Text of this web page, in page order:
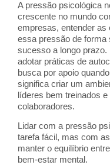
A pressão psicológica
crescente no mundo
empresas, entender as
essa pressão de forma
sucesso a longo
adotar práticas de
busca por apoio
significa criar um
líderes bem treinados
colaboradores.
Lidar com a pressão
tarefa fácil, mas com
manter o equilíbrio
bem-estar mental.